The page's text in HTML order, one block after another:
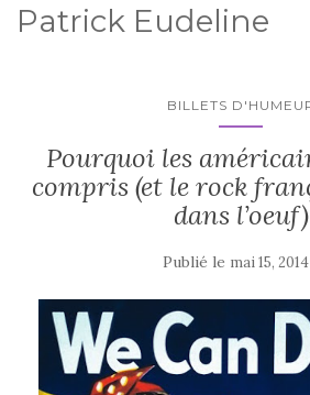
Patrick Eudeline
BILLETS
Pourquoi les
compris (et le rock
dans l’oeuf)
Publié le mai 15, 2014